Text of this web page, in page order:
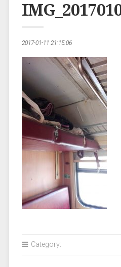
2017-01-11 21:15:06
Category: